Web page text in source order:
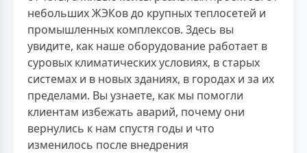
небольших ЖЭКов до крупных теплосетей и
промышленных комплексов. Здесь вы
увидите, как наше оборудование работает в
суровых климатических условиях, в старых
системах и в новых зданиях, в городах и за их
пределами. Вы узнаете, как мы помогли
клиентам избежать аварий, почему они
вернулись к нам спустя годы и что
изменилось после внедрения